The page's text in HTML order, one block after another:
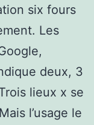
six fours
Les
deux, 3
lieux x se
l’usage le